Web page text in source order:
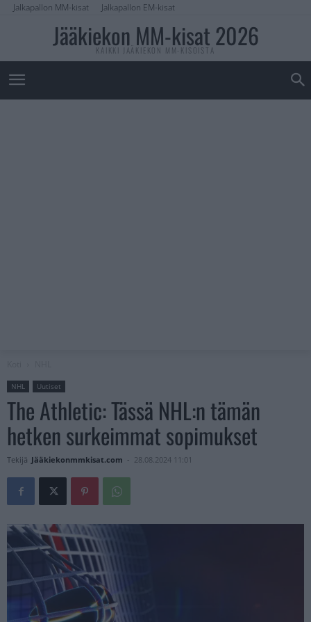
Jalkapallon MM-kisat Jalkapallon EM-kisat
Jääkiekon MM-kisat 2026
KAIKKI JÄÄKIEKON MM-KISOISTA
NHL Uutiset
The Athletic: Tässä NHL:n tämän
hetken surkeimmat sopimukset
Tekijä Jääkiekonmmkisat.com - 28.08.2024 11:01